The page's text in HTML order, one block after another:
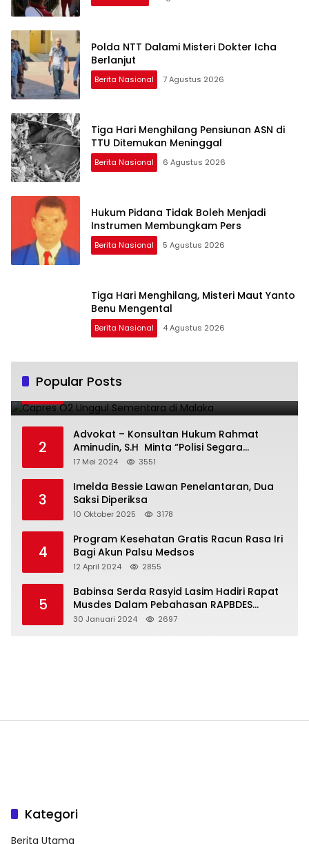
Polda NTT Dalami Misteri Dokter Icha
Berlanjut
Berita Nasional 7 Agustus 2026
Tiga Hari Menghilang Pensiunan ASN di
TTU Ditemukan Meninggal
Berita Nasional 6 Agustus 2026
Hukum Pidana Tidak Boleh Menjadi
Instrumen Membungkam Pers
Berita Nasional 5 Agustus 2026
Tiga Hari Menghilang, Misteri Maut Yanto
Benu Mengental
Berita Nasional 4 Agustus 2026
Popular Posts
1 Capres O2 Unggul Sementara di Malaka
2
Advokat – Konsultan Hukum Rahmat
Aminudin, S.H Minta “Polisi Segara
Tuntaskan Kasus Vina”
17 Mei 2024 3551
3
Imelda Bessie Lawan Penelantaran, Dua
Saksi Diperiksa
10 Oktober 2025 3178
4
Program Kesehatan Gratis Racun Rasa Iri
Bagi Akun Palsu Medsos
12 April 2024 2855
5
Babinsa Serda Rasyid Lasim Hadiri Rapat
Musdes Dalam Pebahasan RAPBDES
Bereliku 2024
30 Januari 2024 2697
Kategori
Berita Utama